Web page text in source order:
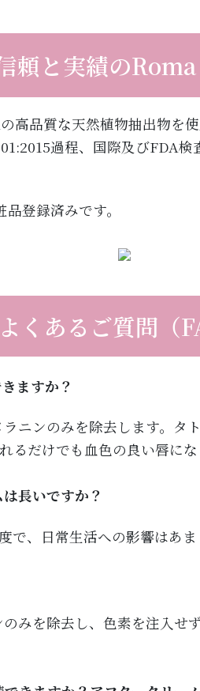
頼と実績の
品質な天然植物抽出物を使
過程、国際及びFDA
登録済みです。
よくあるご質問（
ますか？
ニンのみを除去します。タ
るだけでも血色の良い唇にな
長いですか？
で、日常生活への影響はあま
みを除去し、色素を注入せ